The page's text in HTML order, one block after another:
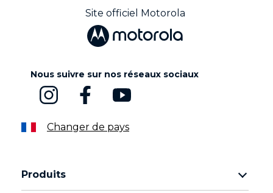
Site officiel Motorola
Nous suivre sur nos réseaux sociaux
Changer de pays
Produits